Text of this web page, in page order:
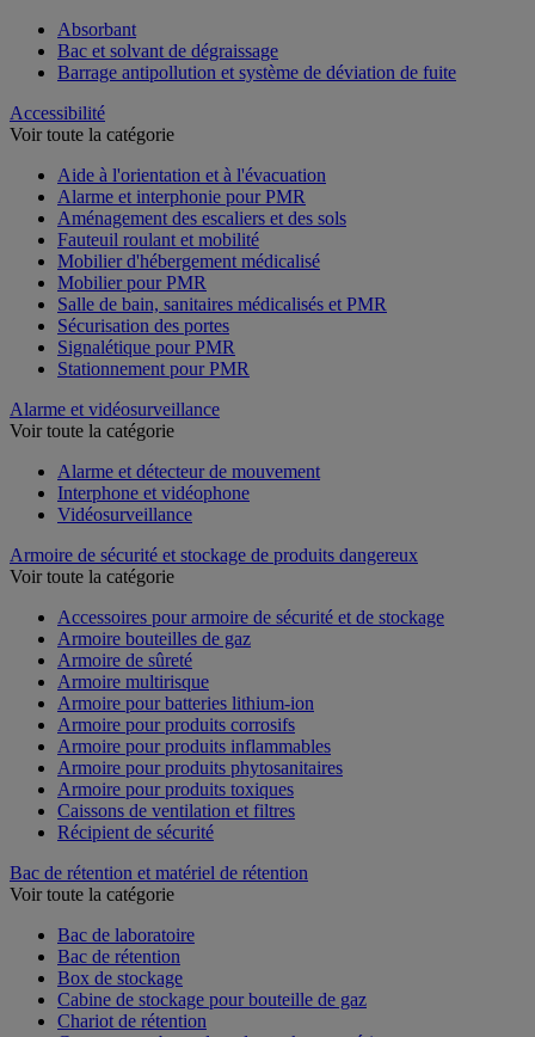
Absorbant
Bac et solvant de dégraissage
Barrage antipollution et système de déviation de fuite
Accessibilité
Voir toute la catégorie
Aide à l'orientation et à l'évacuation
Alarme et interphonie pour PMR
Aménagement des escaliers et des sols
Fauteuil roulant et mobilité
Mobilier d'hébergement médicalisé
Mobilier pour PMR
Salle de bain, sanitaires médicalisés et PMR
Sécurisation des portes
Signalétique pour PMR
Stationnement pour PMR
Alarme et vidéosurveillance
Voir toute la catégorie
Alarme et détecteur de mouvement
Interphone et vidéophone
Vidéosurveillance
Armoire de sécurité et stockage de produits dangereux
Voir toute la catégorie
Accessoires pour armoire de sécurité et de stockage
Armoire bouteilles de gaz
Armoire de sûreté
Armoire multirisque
Armoire pour batteries lithium-ion
Armoire pour produits corrosifs
Armoire pour produits inflammables
Armoire pour produits phytosanitaires
Armoire pour produits toxiques
Caissons de ventilation et filtres
Récipient de sécurité
Bac de rétention et matériel de rétention
Voir toute la catégorie
Bac de laboratoire
Bac de rétention
Box de stockage
Cabine de stockage pour bouteille de gaz
Chariot de rétention